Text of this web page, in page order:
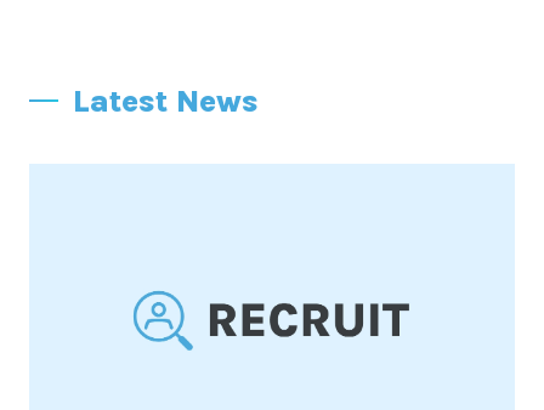
Latest News